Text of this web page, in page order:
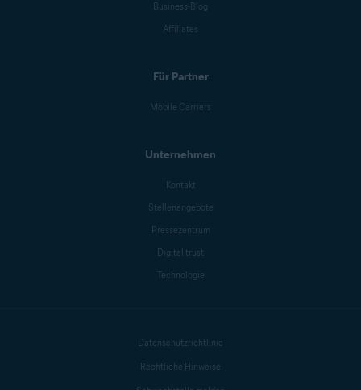
Business-Blog
Affiliates
Für Partner
Mobile Carriers
Unternehmen
Kontakt
Stellenangebote
Pressezentrum
Digital trust
Technologie
Datenschutzrichtlinie
Rechtliche Hinweise